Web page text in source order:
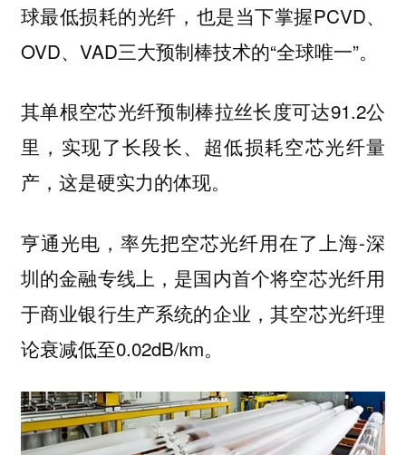
球最低损耗的光纤，也是当下掌握PCVD、
OVD、VAD三大预制棒技术的“全球唯一”。
其单根空芯光纤预制棒拉丝长度可达91.2公
里，实现了长段长、超低损耗空芯光纤量
产，这是硬实力的体现。
亨通光电，率先把空芯光纤用在了上海-深
圳的金融专线上，是国内首个将空芯光纤用
于商业银行生产系统的企业，其空芯光纤理
论衰减低至0.02dB/km。